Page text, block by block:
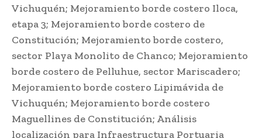
Vichuquén; Mejoramiento borde costero Iloca,
etapa 3; Mejoramiento borde costero de
Constitución; Mejoramiento borde costero,
sector Playa Monolito de Chanco; Mejoramiento
borde costero de Pelluhue, sector Mariscadero;
Mejoramiento borde costero Lipimávida de
Vichuquén; Mejoramiento borde costero
Maguellines de Constitución; Análisis
localización para Infraestructura Portuaria